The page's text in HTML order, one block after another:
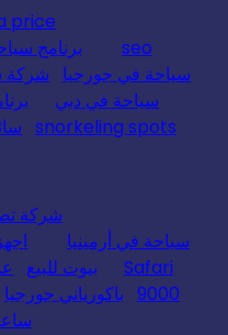
price
seo
برنامج
سياحة في جورجيا
شركة
سياحة في دبي
snorkeling spots
شركة
سياحة في أرمينيا
Safari
بيوت للبيع
9000 باكورياني جورجيا